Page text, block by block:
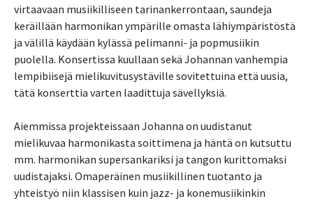
virtaavaan musiikilliseen tarinankerrontaan, saundeja
keräillään harmonikan ympärille omasta lähiympäristöstä
ja välillä käydään kylässä pelimanni- ja popmusiikin
puolella. Konsertissa kuullaan sekä Johannan vanhempia
lempibiisejä mielikuvitusystäville sovitettuina että uusia,
tätä konserttia varten laadittuja sävellyksiä.
Aiemmissa projekteissaan Johanna on uudistanut
mielikuvaa harmonikasta soittimena ja häntä on kutsuttu
mm. harmonikan supersankariksi ja tangon kurittomaksi
uudistajaksi. Omaperäinen musiikillinen tuotanto ja
yhteistyö niin klassisen kuin jazz- ja konemusiikinkin